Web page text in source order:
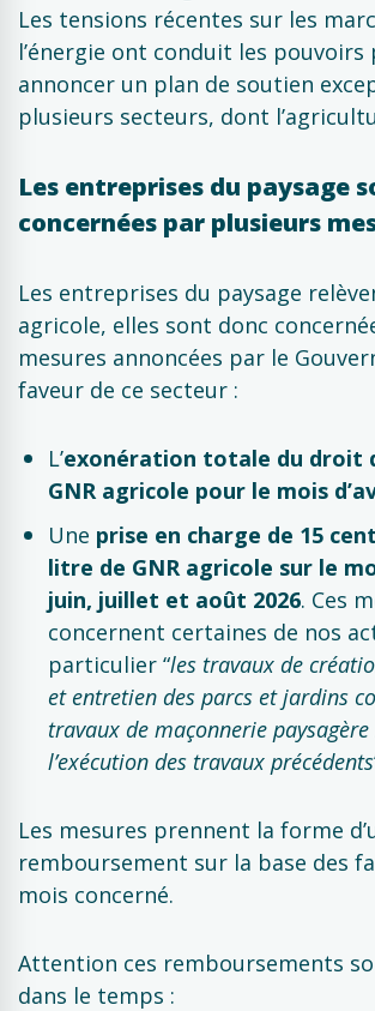
Les tensions récentes sur les
l’énergie ont conduit les pouvoirs
annoncer un plan de soutien
plusieurs secteurs, dont
Les entreprises du paysage
concernées par plusieurs
Les entreprises du paysage
agricole, elles sont donc
mesures annoncées par le
faveur de ce secteur :
L’exonération totale du droit
GNR agricole pour le mois
Une prise en charge de 15
litre de GNR agricole sur le
juin, juillet et août 2026. Ces
concernent certaines de nos
particulier “les travaux de
et entretien des parcs et jardins
travaux de maçonnerie paysagère
l’exécution des travaux précédents
Les mesures prennent la forme
remboursement sur la base des
mois concerné.
Attention ces remboursements
dans le temps :